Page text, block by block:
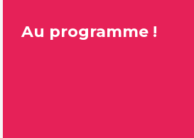
Au programme !